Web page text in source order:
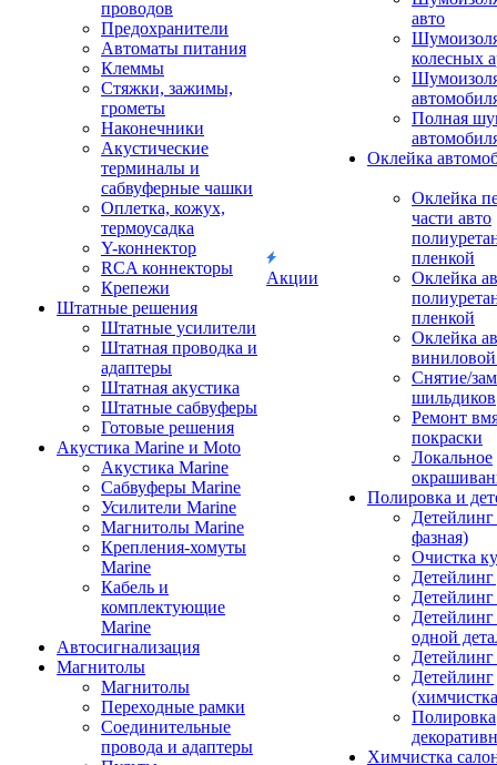
проводов
Предохранители
Автоматы питания
Клеммы
Стяжки, зажимы,
грометы
Наконечники
Акустические
терминалы и
сабвуферные чашки
Оплетка, кожух,
термоусадка
Y-коннектор
RCA коннекторы
Крепежи
Штатные решения
Штатные усилители
Штатная проводка и
адаптеры
Штатная акустика
Штатные сабвуферы
Готовые решения
Акустика Marine и Moto
Акустика Marine
Сабвуферы Marine
Усилители Marine
Магнитолы Marine
Крепления-хомуты
Marine
Кабель и
комплектующие
Marine
Автосигнализация
Магнитолы
Магнитолы
Переходные рамки
Соединительные
провода и адаптеры
Акции
авто
колесных
Полная
Оклейка
Оклейка
части авто
пленкой
Оклейка
пленкой
Оклейка
Снятие/
шильдиков
Ремонт
покраски
Локальное
Полировка и
фазная)
Очистка
Детейлинг
одной
Детейлинг
Полировка
Химчистка